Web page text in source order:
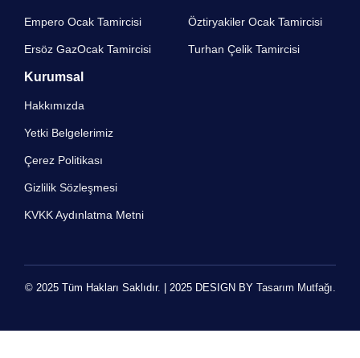
Empero Ocak Tamircisi​
Ersöz GazOcak Tamircisi​
Öztiryakiler Ocak Tamircisi
Turhan Çelik Tamircisi
Kurumsal
Hakkımızda
Yetki Belgelerimiz
Çerez Politikası
Gizlilik Sözleşmesi
KVKK Aydınlatma Metni
© 2025 Tüm Hakları Saklıdır. | 2025 DESIGN BY Tasarım Mutfağı.